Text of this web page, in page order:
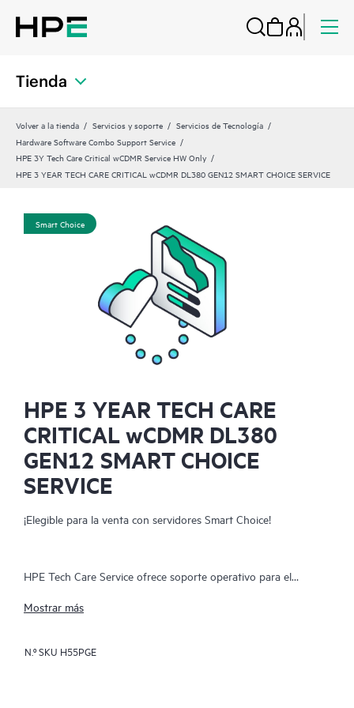
Tienda
Volver a la tienda Servicios y soporte
Servicios de Tecnología
Hardware Software Combo Support Service
HPE 3Y Tech Care Critical wCDMR Service HW Only
HPE 3 YEAR TECH CARE CRITICAL wCDMR DL380 GEN12 SMART CHOICE SERVICE
Smart Choice
HPE 3 YEAR TECH CARE
CRITICAL wCDMR DL380
GEN12 SMART CHOICE
SERVICE
¡Elegible para la venta con servidores Smart Choice!
HPE Tech Care Service ofrece soporte operativo para el
Permite a los equipos de TI centrarse en el crecimiento
limitarse a abordar problemas de manera reactiva. El servicio
Mostrar más
N.º SKU H55PGE